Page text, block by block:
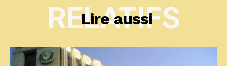
Lire aussi
RELATIFS